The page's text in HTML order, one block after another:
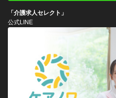
「介護求人セレクト」
公式LINE